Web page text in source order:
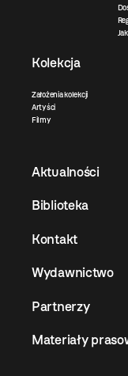
Kolekcja
Założenia kolekcji
Artyści
Filmy
Aktualności
Biblioteka
Kontakt
Wydawnictwo
Partnerzy
Materiały